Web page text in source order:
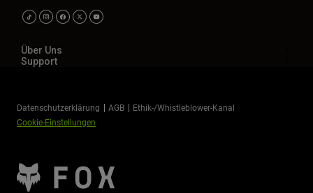
Über Uns
Support
Datenschutzerklärung AGB
Ethik-/Whistleblower-Kanal
Cookie-Einstellungen